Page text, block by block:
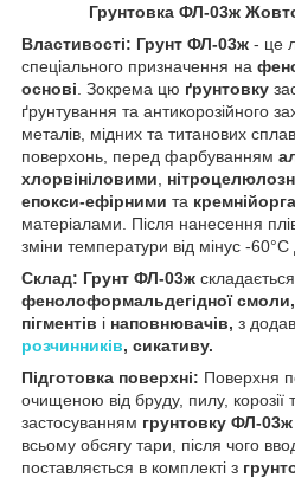
Грунтовка ФЛ-03ж
Властивості: Грунт ФЛ-03ж - це
спеціального призначення на
основі . Зокрема цю ґрунтовку
ґрунтування та антикорозійного
металів, мідних та титанових
поверхонь, перед фарбуванням
хлорвініловими
епокси-ефірними та
матеріалами. Після нанесення
зміни температури від мінус -
Склад: Грунт ФЛ-03ж
фенолоформальдегідної смоли,
пігментів і наповнювачів, з
розчинників, сикативу.
Підготовка поверхні: Поверхня
очищеною від бруду, пилу,
застосуванням грунтовку ФЛ-03ж
всьому обсягу тари, після чого
поставляється в комплекті з